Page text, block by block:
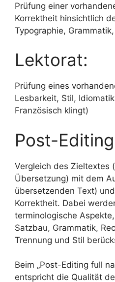
Prüfung einer
Korrektheit hinsichtlich
Typographie,
Lektorat:
Prüfung eines
Lesbarkeit, Stil,
Französisch klingt)
Post-
Vergleich des Zieltextes
Übersetzung) mit dem
übersetzenden Text)
Korrektheit. Dabei
terminologische
Satzbau, Grammatik,
Trennung und Stil
Beim „Post-Editing full
entspricht die Qualität